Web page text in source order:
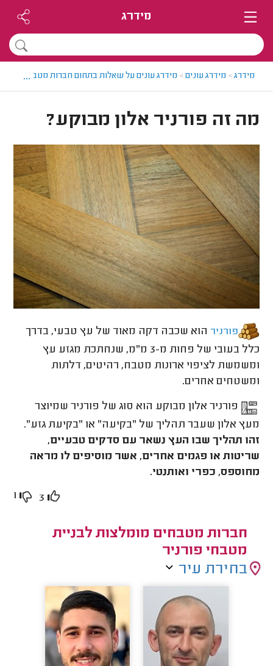
מידרג
מידרג> מידרג עונים> מידרג עונים על שאלות בתחום חברות מטבחים
...
מה זה פורניר אלון מבוקע?
פורניר הוא שכבה דקה מאוד של עץ טבעי, בדרך
כלל בעובי של פחות מ-3 מ"מ, שנחתכת מגזע עץ
ומשמשת לציפוי ארונות מטבח, רהיטים, דלתות
ומשטחים אחרים.
פורניר אלון מבוקע הוא סוג של פורניר שמיוצר
מעץ אלון שעבר תהליך של "בקיעה" או "בקיעת גזע".
זהו תהליך שבו העץ נשאר עם סדקים טבעיים,
שריטות או פגמים אחרים, אשר מוסיפים לו מראה
מחוספס, כפרי ואותנטי.
3
1
חברות מטבחים מומלצות לבניית
מטבחי פורניר
בחירת עיר